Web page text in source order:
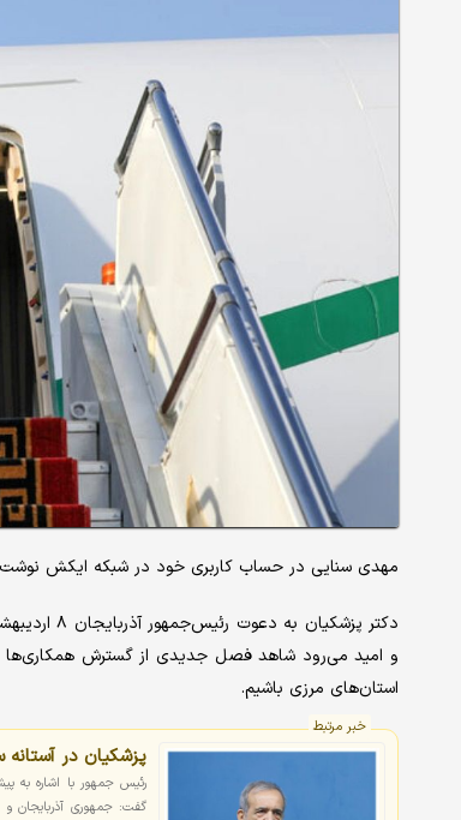
مهدی سنایی در حساب کاربری خود در شبکه ایکش
دکتر
و امید می‌رود شاهد فصل جدیدی از گسترش همکاری‌ها
استان‌های مرزی باشیم.
خبر مرتبط
پزشکیان در آستانه
رئیس جمهور با اشاره به
گفت: جمهوری آذربایجان و